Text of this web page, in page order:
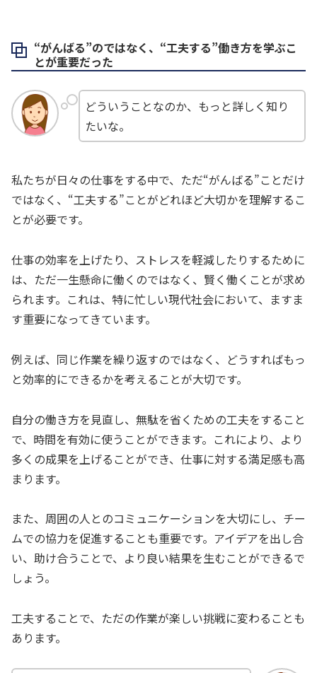
“がんばる”のではなく、“工夫する”働き方を学ぶこ
とが重要だった
どういうことなのか、もっと詳しく知り
たいな。
私たちが日々の仕事をする中で、ただ“がんばる”ことだけ
ではなく、“工夫する”ことがどれほど大切かを理解するこ
とが必要です。
仕事の効率を上げたり、ストレスを軽減したりするために
は、ただ一生懸命に働くのではなく、賢く働くことが求め
られます。これは、特に忙しい現代社会において、ますま
す重要になってきています。
例えば、同じ作業を繰り返すのではなく、どうすればもっ
と効率的にできるかを考えることが大切です。
自分の働き方を見直し、無駄を省くための工夫をすること
で、時間を有効に使うことができます。これにより、より
多くの成果を上げることができ、仕事に対する満足感も高
まります。
また、周囲の人とのコミュニケーションを大切にし、チー
ムでの協力を促進することも重要です。アイデアを出し合
い、助け合うことで、より良い結果を生むことができるで
しょう。
工夫することで、ただの作業が楽しい挑戦に変わることも
あります。